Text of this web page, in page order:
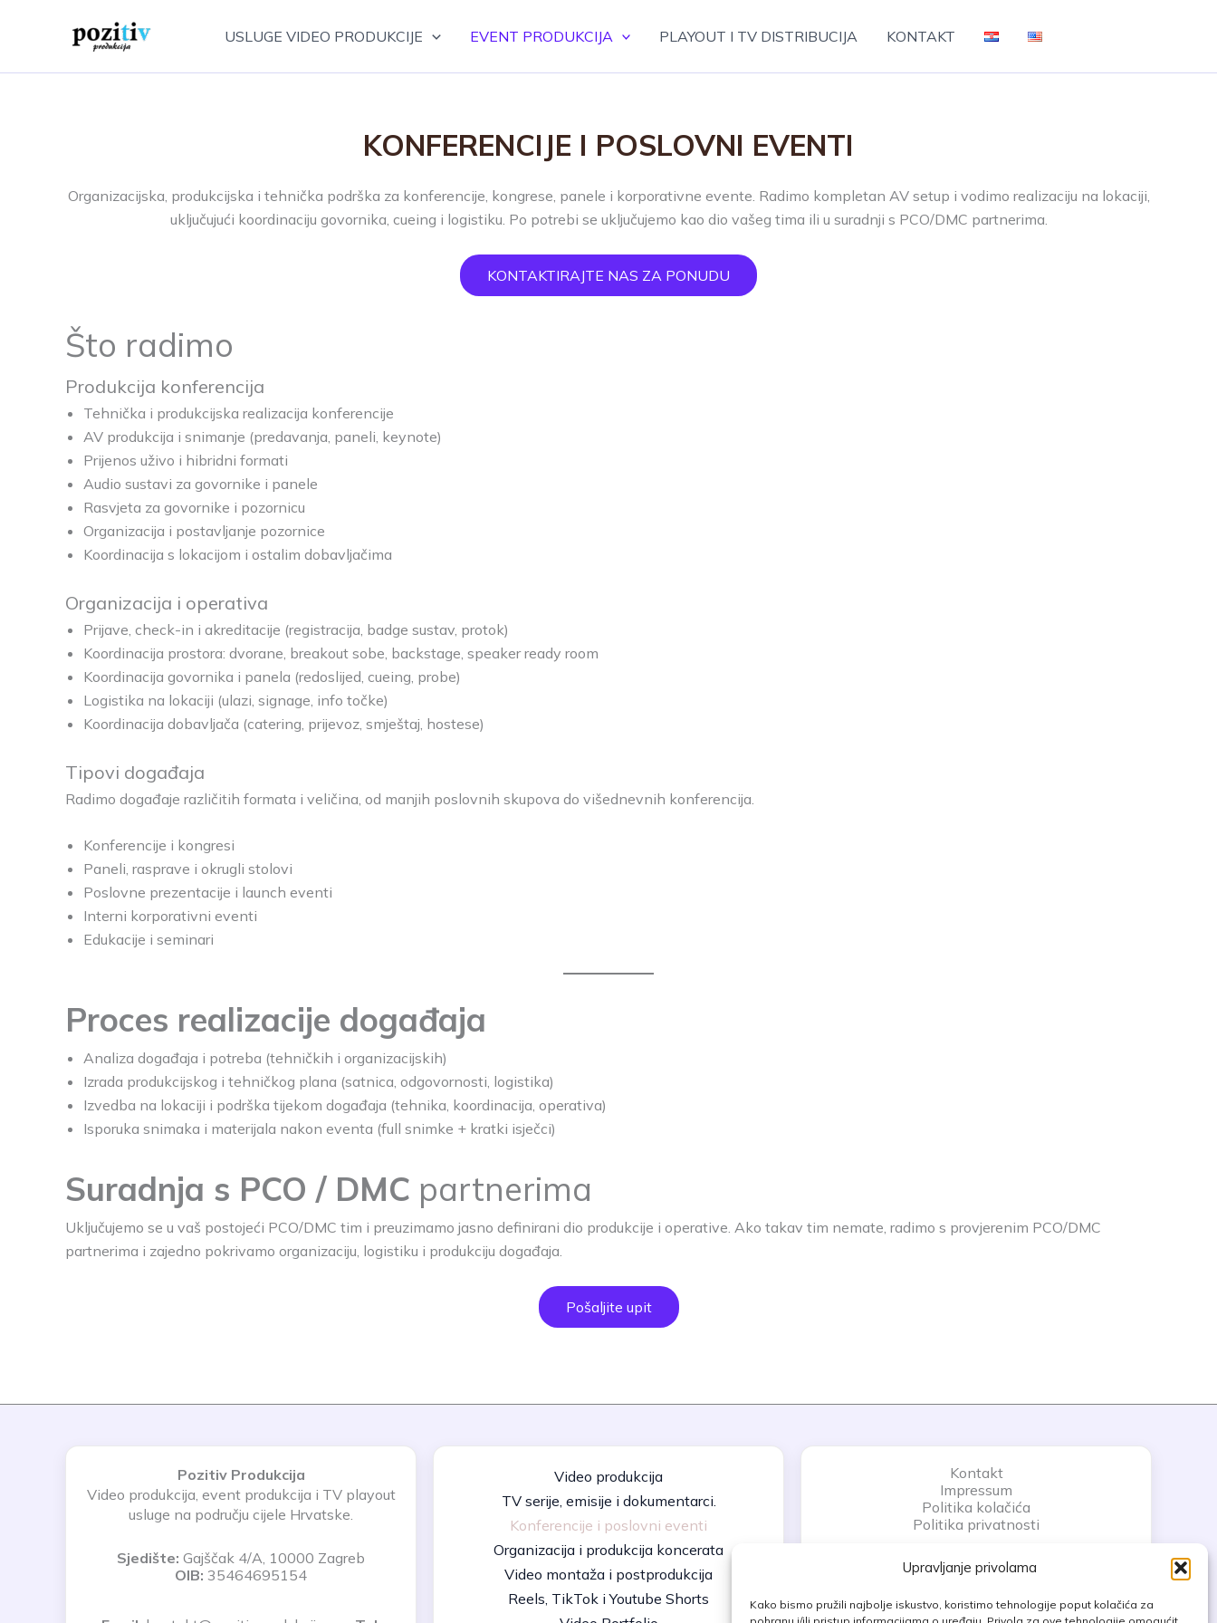
Upravljanje privolama
Kako bismo pružili najbolje iskustvo, koristimo tehnologije poput kolačića za
USLUGE VIDEO PRODUKCIJE EVENT PRODUKCIJA PLAYOUT I TV DISTRIBUCIJA KONTAKT
KONFERENCIJE I POSLOVNI EVENTI
Organizacijska, produkcijska i tehnička podrška za konferencije, kongrese, panele i korporativne evente. Radimo kompletan AV setup i vodimo realizaciju na lokaciji,
uključujući koordinaciju govornika, cueing i logistiku. Po potrebi se uključujemo kao dio vašeg tima ili u suradnji s PCO/DMC partnerima.
KONTAKTIRAJTE NAS ZA PONUDU
Što radimo
Produkcija konferencija
Tehnička i produkcijska realizacija konferencije
AV produkcija i snimanje (predavanja, paneli, keynote)
Prijenos uživo i hibridni formati
Audio sustavi za govornike i panele
Rasvjeta za govornike i pozornicu
Organizacija i postavljanje pozornice
Koordinacija s lokacijom i ostalim dobavljačima
Organizacija i operativa
Prijave, check-in i akreditacije (registracija, badge sustav, protok)
Koordinacija prostora: dvorane, breakout sobe, backstage, speaker ready room
Koordinacija govornika i panela (redoslijed, cueing, probe)
Logistika na lokaciji (ulazi, signage, info točke)
Koordinacija dobavljača (catering, prijevoz, smještaj, hostese)
Tipovi događaja
Radimo događaje različitih formata i veličina, od manjih poslovnih skupova do višednevnih konferencija.
Konferencije i kongresi
Paneli, rasprave i okrugli stolovi
Poslovne prezentacije i launch eventi
Interni korporativni eventi
Edukacije i seminari
Proces realizacije događaja
Analiza događaja i potreba (tehničkih i organizacijskih)
Izrada produkcijskog i tehničkog plana (satnica, odgovornosti, logistika)
Izvedba na lokaciji i podrška tijekom događaja (tehnika, koordinacija, operativa)
Isporuka snimaka i materijala nakon eventa (full snimke + kratki isječci)
Suradnja s PCO / DMC partnerima
Uključujemo se u vaš postojeći PCO/DMC tim i preuzimamo jasno definirani dio produkcije i operative. Ako takav tim nemate, radimo s provjerenim PCO/DMC
partnerima i zajedno pokrivamo organizaciju, logistiku i produkciju događaja.
Pošaljite upit
Pozitiv Produkcija
Video produkcija, event produkcija i TV playout
usluge na području cijele Hrvatske.
Sjedište: Gajščak 4/A, 10000 Zagreb
OIB: 35464695154
Video produkcija
TV serije, emisije i dokumentarci.
Konferencije i poslovni eventi
Organizacija i produkcija koncerata
Video montaža i postprodukcija
Reels, TikTok i Youtube Shorts
Kontakt
Impressum
Politika kolačića
Politika privatnosti